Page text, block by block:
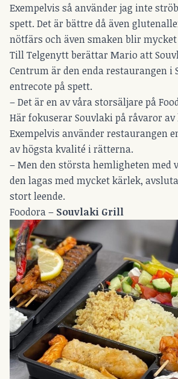
Exempelvis så använder jag inte
spett. Det är bättre då även
nötfärs och även smaken blir
Till Telgenytt berättar Mario att
Centrum är den enda restaurangen i
entrecote på spett.
– Det är en av våra storsäljare på
Här fokuserar Souvlaki på råvaror av
Exempelvis använder restaurangen
av högsta kvalité i rätterna.
– Men den största hemligheten med
den lagas med mycket kärlek,
stort leende.
Foodora – Souvlaki Grill